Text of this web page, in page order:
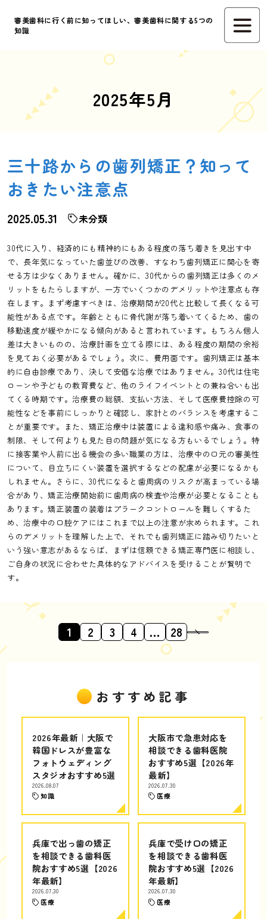
審美歯科に行く前に知ってほしい、審美歯科に関する5つの
知識
2025年5月
三十路からの歯列矯正？知って
おきたい注意点
2025.05.31 未分類
30代に入り、経済的にも精神的にもある程度の落ち着きを見出す中
で、長年気になっていた歯並びの改善、すなわち歯列矯正に関心を寄
せる方は少なくありません。確かに、30代からの歯列矯正は多くのメ
リットをもたらしますが、一方でいくつかのデメリットや注意点も存
在します。まず考慮すべきは、治療期間が20代と比較して長くなる可
能性がある点です。年齢とともに骨代謝が落ち着いてくるため、歯の
移動速度が緩やかになる傾向があると言われています。もちろん個人
差は大きいものの、治療計画を立てる際には、ある程度の期間の余裕
を見ておく必要があるでしょう。次に、費用面です。歯列矯正は基本
的に自由診療であり、決して安価な治療ではありません。30代は住宅
ローンや子どもの教育費など、他のライフイベントとの兼ね合いも出
てくる時期です。治療費の総額、支払い方法、そして医療費控除の可
能性などを事前にしっかりと確認し、家計とのバランスを考慮するこ
とが重要です。また、矯正治療中は装置による違和感や痛み、食事の
制限、そして何よりも見た目の問題が気になる方もいるでしょう。特
に接客業や人前に出る機会の多い職業の方は、治療中の口元の審美性
について、目立ちにくい装置を選択するなどの配慮が必要になるかも
しれません。さらに、30代になると歯周病のリスクが高まっている場
合があり、矯正治療開始前に歯周病の検査や治療が必要となることも
あります。矯正装置の装着はプラークコントロールを難しくするた
め、治療中の口腔ケアにはこれまで以上の注意が求められます。これ
らのデメリットを理解した上で、それでも歯列矯正に踏み切りたいと
いう強い意志があるならば、まずは信頼できる矯正専門医に相談し、
ご自身の状況に合わせた具体的なアドバイスを受けることが賢明で
す。
1 2 3 4 … 28
おすすめ記事
2026年最新｜大阪で
韓国ドレスが豊富な
フォトウェディング
スタジオおすすめ5選
2026.08.07
知識
大阪市で急患対応を
相談できる歯科医院
おすすめ5選【2026年
最新】
2026.07.30
医療
兵庫で出っ歯の矯正
を相談できる歯科医
院おすすめ5選【2026
年最新】
2026.07.30
医療
兵庫で受け口の矯正
を相談できる歯科医
院おすすめ5選【2026
年最新】
2026.07.30
医療